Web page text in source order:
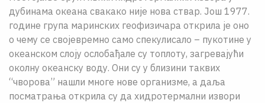
дубинама океана свакако није нова ствар. Још 1977.
године група маринских геофизичара открила је оно
о чему се својевремно само спекулисало – пукотине у
океанском слоју ослобађале су топлоту, загревајући
околну океанску воду. Они су у близини таквих
“чворова” нашли многе нове организме, а даља
посматрања открила су да хидротермални извори